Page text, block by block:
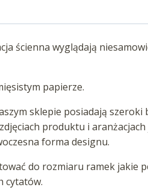
ścienna wyglądają
papierze.
sklepie posiadają
zdjęciach produktu i
forma designu.
do rozmiaru ramek jakie
cytatów.